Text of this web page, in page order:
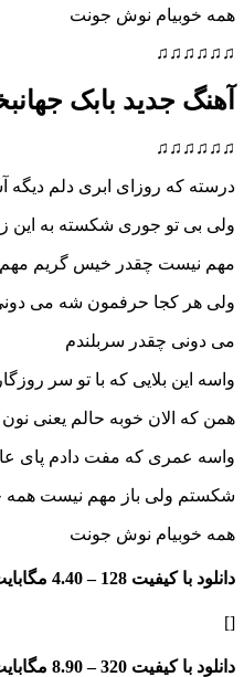
همه خوبیام نوش جونت
♫♫♫♫♫♫
آهنگ جدید بابک
♫♫♫♫♫♫
درسته که روزای ابری دلم دیگه
ولی بی تو جوری شکسته به این
مهم نیست چقدر خیس گریم مهم
ولی هر کجا حرفمون شه می
می دونی چقدر سربلندم
واسه این بلایی که با تو سر
همن که الان خوبه حالم یعنی
واسه عمری که مفت دادم پای
شکستم ولی باز مهم نیست همه
همه خوبیام نوش جونت
دانلود با کیفیت 128 – 4.40 مگابایت
[]
دانلود با کیفیت 320 – 8.90 مگابایت